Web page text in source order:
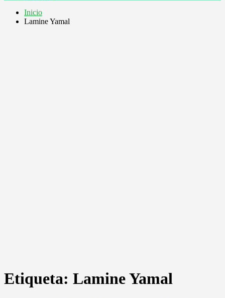
Inicio
Lamine Yamal
Etiqueta: Lamine Yamal